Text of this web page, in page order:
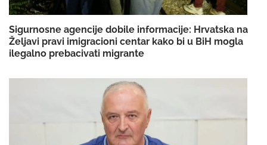
Sigurnosne agencije dobile informacije: Hrvatska na
Željavi pravi imigracioni centar kako bi u BiH mogla
ilegalno prebacivati migrante